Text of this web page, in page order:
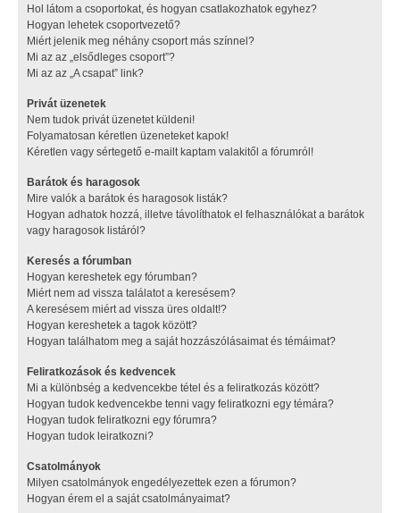
Hol látom a csoportokat, és hogyan csatlakozhatok egyhez?
Hogyan lehetek csoportvezető?
Miért jelenik meg néhány csoport más színnel?
Mi az az „elsődleges csoport”?
Mi az az „A csapat” link?
Privát üzenetek
Nem tudok privát üzenetet küldeni!
Folyamatosan kéretlen üzeneteket kapok!
Kéretlen vagy sértegető e-mailt kaptam valakitől a fórumról!
Barátok és haragosok
Mire valók a barátok és haragosok listák?
Hogyan adhatok hozzá, illetve távolíthatok el felhasználókat a barátok
vagy haragosok listáról?
Keresés a fórumban
Hogyan kereshetek egy fórumban?
Miért nem ad vissza találatot a keresésem?
A keresésem miért ad vissza üres oldalt!?
Hogyan kereshetek a tagok között?
Hogyan találhatom meg a saját hozzászólásaimat és témáimat?
Feliratkozások és kedvencek
Mi a különbség a kedvencekbe tétel és a feliratkozás között?
Hogyan tudok kedvencekbe tenni vagy feliratkozni egy témára?
Hogyan tudok feliratkozni egy fórumra?
Hogyan tudok leiratkozni?
Csatolmányok
Milyen csatolmányok engedélyezettek ezen a fórumon?
Hogyan érem el a saját csatolmányaimat?